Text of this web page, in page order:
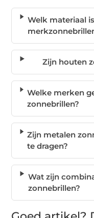
Welk materiaal
Zijn houten
Welke merken
zonnebrillen?
Zijn metalen
te dragen?
Wat zijn
zonnebrillen?